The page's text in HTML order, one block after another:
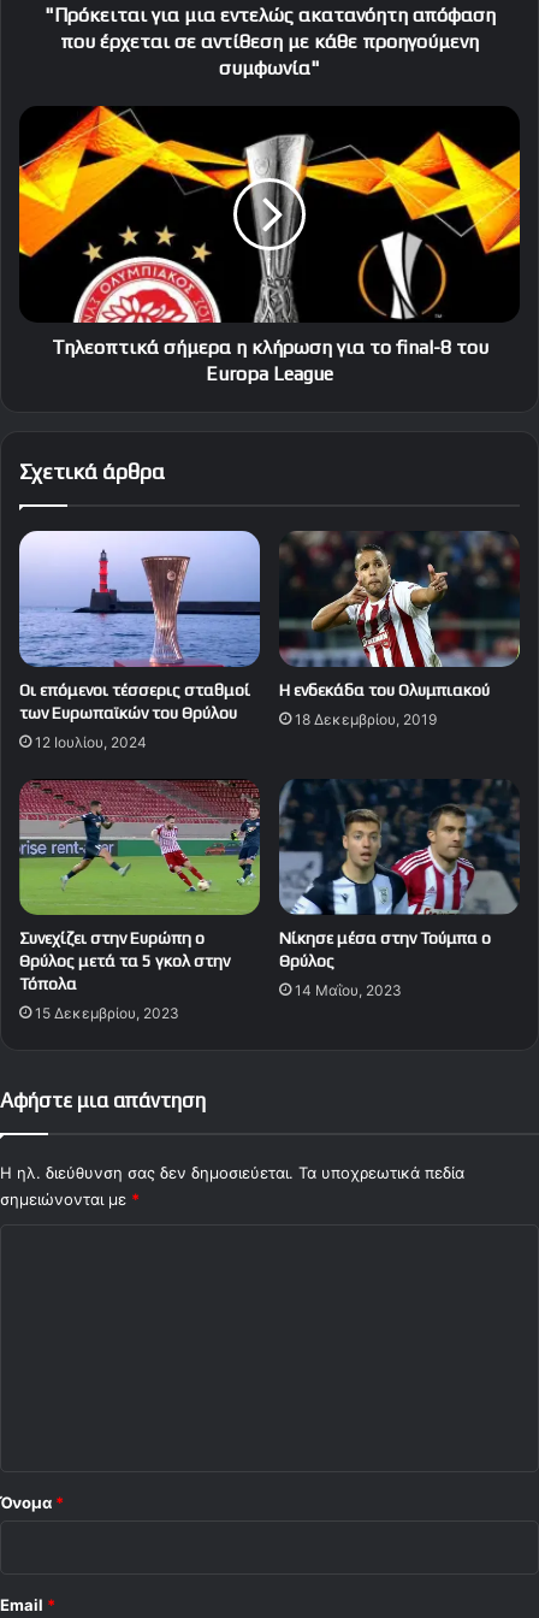
αντίθεση
συμφωνία"
"Πρόκειται για μια εντελώς ακατανόητη απόφαση
που έρχεται σε αντίθεση με κάθε προηγούμενη
συμφωνία"
Τηλεοπτικά
σήμερα
η
κλήρωση
το
του
ΕuropaΤηλεοπτικά σήμερα η κλήρωση για το final-8 του
Εuropa League
Σχετικά άρθρα
Οι επόμενοι τέσσερις σταθμοί
των Ευρωπαϊκών του Θρύλου
12 Ιουλίου, 2024
Η ενδεκάδα του Ολυμπιακού
18 Δεκεμβρίου, 2019
Συνεχίζει στην Ευρώπη ο
Θρύλος μετά τα 5 γκολ στην
Τόπολα
15 Δεκεμβρίου, 2023
Νίκησε μέσα στην Τούμπα ο
Θρύλος
14 Μαΐου, 2023
Αφήστε μια απάντηση
Η ηλ. διεύθυνση σας δεν δημοσιεύεται. Τα υποχρεωτικά πεδία
σημειώνονται με *
Όνομα *
Email *